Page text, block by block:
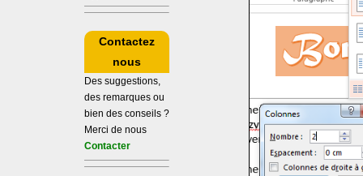
Contactez
nous
Des suggestions,
des remarques ou
bien des conseils ?
Merci de nous
Contacter